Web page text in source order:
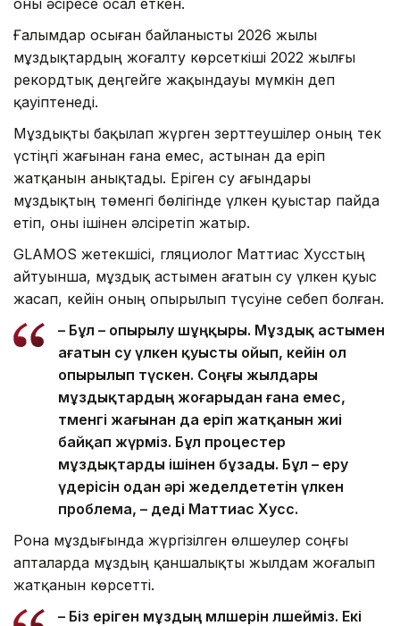
оны әсіресе осал еткен.
Ғалымдар осыған байланысты 2026 жылы
мұздықтардың жоғалту көрсеткіші 2022 жылғы
рекордтық деңгейге жақындауы мүмкін деп
қауіптенеді.
Мұздықты бақылап жүрген зерттеушілер оның тек
үстіңгі жағынан ғана емес, астынан да еріп
жатқанын анықтады. Еріген су ағындары
мұздықтың төменгі бөлігінде үлкен қуыстар пайда
етіп, оны ішінен әлсіретіп жатыр.
GLAMOS жетекшісі, гляциолог Маттиас Хусстың
айтуынша, мұздық астымен ағатын су үлкен қуыс
жасап, кейін оның опырылып түсуіне себеп болған.
– Бұл – опырылу шұңқыры. Мұздық астымен
ағатын су үлкен қуысты ойып, кейін ол
опырылып түскен. Соңғы жылдары
мұздықтардың жоғарыдан ғана емес,
төменгі жағынан да еріп жатқанын жиі
байқап жүрміз. Бұл процестер
мұздықтарды ішінен бұзады. Бұл – еру
үдерісін одан әрі жеделдететін үлкен
проблема, – деді Маттиас Хусс.
Рона мұздығында жүргізілген өлшеулер соңғы
апталарда мұздың қаншалықты жылдам жоғалып
жатқанын көрсетті.
– Біз еріген мұздың мөлшерін өлшейміз. Екі